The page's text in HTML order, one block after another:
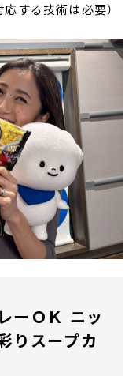
する技術は必要）
ーＯＫ ニッ
スープカ